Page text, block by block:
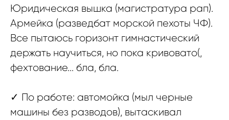
Юридическая вышка (магистратура рап).
Армейка (разведбат морской пехоты ЧФ).
Все пытаюсь горизонт гимнастический
держать научиться, но пока кривовато(,
фехтование... бла, бла.
✓ По работе: автомойка (мыл черные
машины без разводов), вытаскивал